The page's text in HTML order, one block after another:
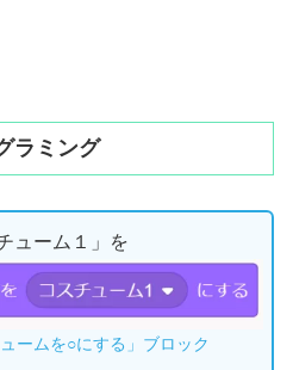
ラミング
ューム１」を
ュームを○にする」ブロック